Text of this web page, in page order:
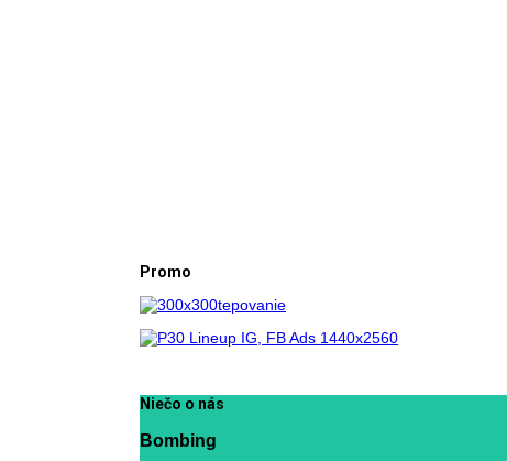
Promo
Niečo o nás
Bombing